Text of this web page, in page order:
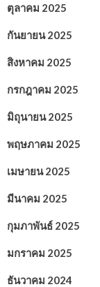
ตุลาคม 2025
กันยายน 2025
สิงหาคม 2025
กรกฎาคม 2025
มิถุนายน 2025
พฤษภาคม 2025
เมษายน 2025
มีนาคม 2025
กุมภาพันธ์ 2025
มกราคม 2025
ธันวาคม 2024